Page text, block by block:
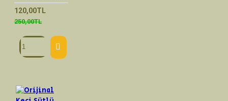
120,00TL
250,00TL